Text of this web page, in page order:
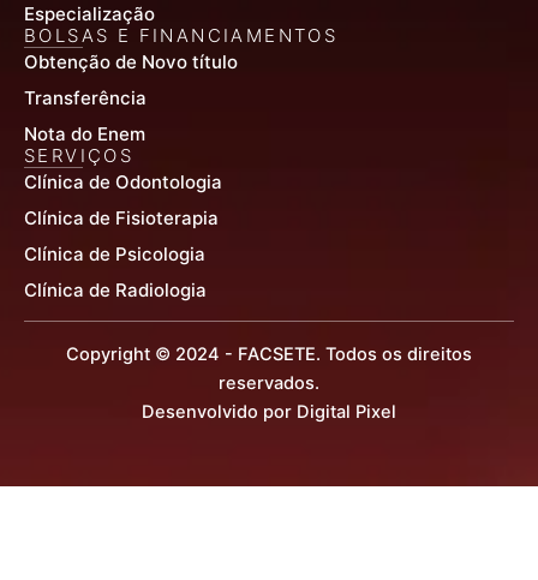
Especialização
BOLSAS E FINANCIAMENTOS
Obtenção de Novo título
Transferência
Nota do Enem
SERVIÇOS
Clínica de Odontologia
Clínica de Fisioterapia
Clínica de Psicologia
Clínica de Radiologia
Copyright © 2024 - FACSETE. Todos os direitos
reservados.
Desenvolvido por Digital Pixel